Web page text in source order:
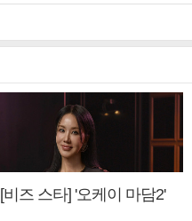
[비즈 스타] '오케이 마담2'